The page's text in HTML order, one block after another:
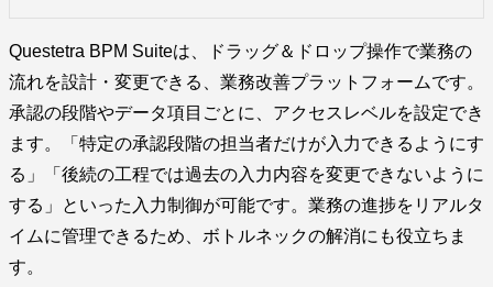
Questetra BPM Suiteは、ドラッグ＆ドロップ操作で業務の
流れを設計・変更できる、業務改善プラットフォームです。
承認の段階やデータ項目ごとに、アクセスレベルを設定でき
ます。「特定の承認段階の担当者だけが入力できるようにす
る」「後続の工程では過去の入力内容を変更できないように
する」といった入力制御が可能です。業務の進捗をリアルタ
イムに管理できるため、ボトルネックの解消にも役立ちま
す。